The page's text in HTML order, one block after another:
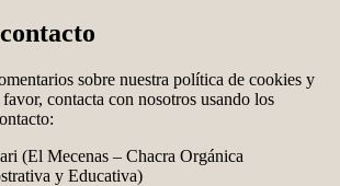
sobre nuestra política de cookies y
contacta con nosotros usando los
(El Mecenas – Chacra Orgánica
y Educativa)